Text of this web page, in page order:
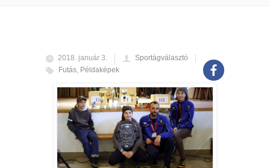
2018. január 3.
Sportágválasztó
Futás, Példaképek